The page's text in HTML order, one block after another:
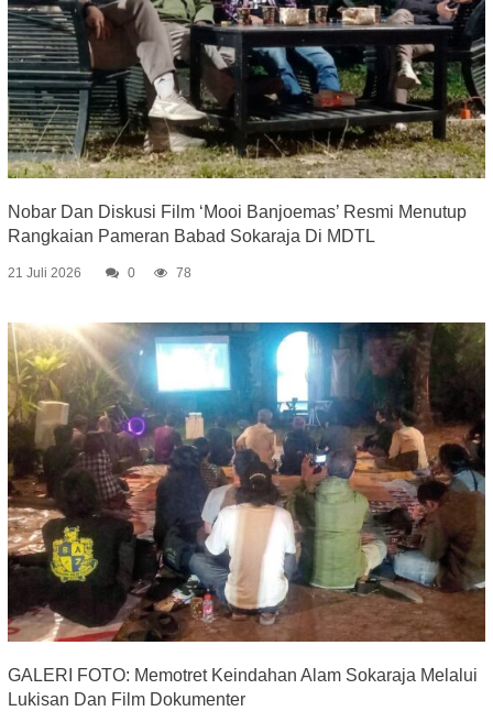
Nobar Dan Diskusi Film ‘Mooi Banjoemas’ Resmi Menutup
Rangkaian Pameran Babad Sokaraja Di MDTL
21 Juli 2026 0 78
GALERI FOTO: Memotret Keindahan Alam Sokaraja Melalui
Lukisan Dan Film Dokumenter